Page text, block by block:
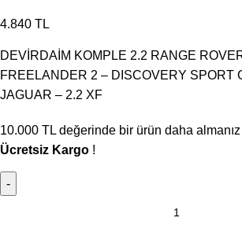
4.840 TL
DEVİRDAİM KOMPLE 2.2 RANGE
FREELANDER 2 – DISCOVERY SPORT
JAGUAR – 2.2 XF
10.000 TL değerinde bir ürün daha
Ücretsiz Kargo !